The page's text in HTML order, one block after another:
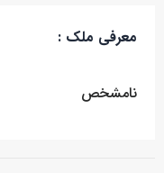
معرفی ملک :
نامشخص